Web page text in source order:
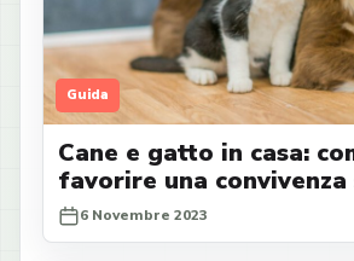
Guida
Cane e gatto in casa:
favorire una convivenza
6 Novembre 2023